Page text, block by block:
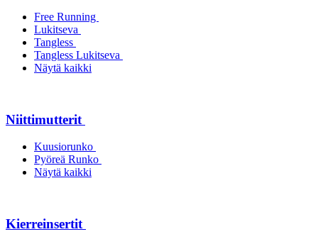
Free Running
Lukitseva
Tangless
Tangless Lukitseva
Näytä kaikki
Niittimutterit
Kuusiorunko
Pyöreä Runko
Näytä kaikki
Kierreinsertit